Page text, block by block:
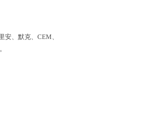
、默克、CEM、